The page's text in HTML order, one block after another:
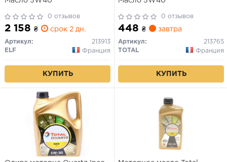
0 отзывов
2 158 ₴ срок 2 дн.
Артикул:
213913
ELF
Франция
КУПИТЬ
0 отзывов
448 ₴ завтра
Артикул:
213765
TOTAL
Франция
КУПИТЬ